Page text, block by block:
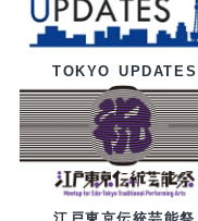
TOKYO UPDATES